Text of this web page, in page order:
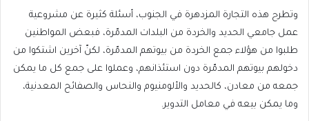
وتطرح هذه التجارة المزدهرة في الجنوب، أسئلة كثيرة عن مشروعية
عمل جامعي الحديد والخردة من البلدات المدمّرة، فبعض المواطنين
طلبوا من هؤلاء جمع الخردة من بيوتهم المدمّرة، لكنّ آخرين اشتكوا من
دخولهم بيوتهم المدمّرة دون استئذانهم، وعملوا على جمع كل ما يمكن
جمعه من معادن، كالحديد والألومنيوم والنحاس والصفائح المعدنية،
وما يمكن بيعه في معامل التدوير.